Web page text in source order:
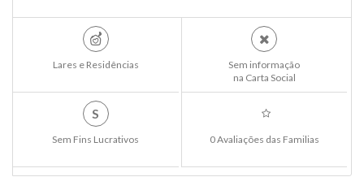
Lares e Residências
Sem informação
na Carta Social
S
Sem Fins Lucrativos 0 Avaliações das Familias